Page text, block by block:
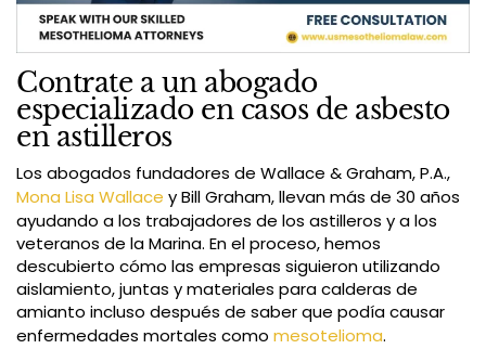
Contrate a un abogado
especializado en casos de asbesto
en astilleros
Los abogados fundadores de Wallace & Graham, P.A.,
Mona Lisa Wallace y Bill Graham, llevan más de 30 años
ayudando a los trabajadores de los astilleros y a los
veteranos de la Marina. En el proceso, hemos
descubierto cómo las empresas siguieron utilizando
aislamiento, juntas y materiales para calderas de
amianto incluso después de saber que podía causar
enfermedades mortales como mesotelioma.